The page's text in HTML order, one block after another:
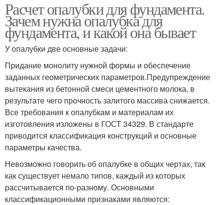
Расчет опалубки для фундамента.
Зачем нужна опалубка для
фундамента, и какой она бывает
У опалубки две основные задачи:
Придание монолиту нужной формы и обеспечение
заданных геометрических параметров.Предупреждение
вытекания из бетонной смеси цементного молока, в
результате чего прочность залитого массива снижается.
Все требования к опалубкам и материалам их
изготовления изложены в ГОСТ 34329. В стандарте
приводится классификация конструкций и основные
параметры качества.
Невозможно говорить об опалубке в общих чертах, так
как существует немало типов, каждый из которых
рассчитывается по-разному. Основными
классификационными признаками являются: